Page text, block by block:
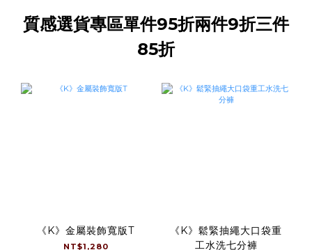
質感選貨專區單件95折兩件9折三件
85折
《K》金屬裝飾寬版T
NT$1,280
《K》鬆緊抽繩大口袋重
工水洗七分褲